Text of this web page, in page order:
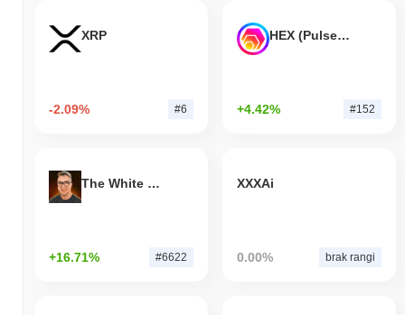
XRP
-2.09% #6
HEX (Pulsechain)
+4.42% #152
The White Bull
+16.71% #6622
XXXAi
0.00% brak rangi